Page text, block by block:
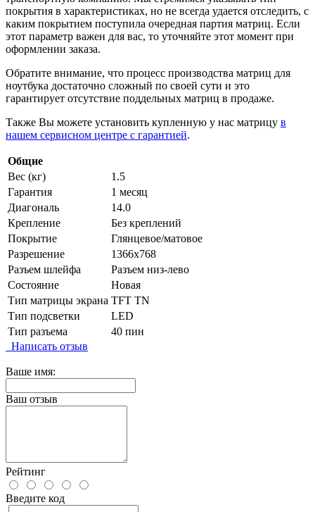
покрытия в характеристиках, но не всегда удается отследить, с
каким покрытием поступила очередная партия матриц. Если
этот параметр важен для вас, то уточняйте этот момент при
оформлении заказа.
Обратите внимание, что процесс производства матриц для
ноутбука достаточно сложный по своей сути и это
гарантирует отсутствие поддельных матриц в продаже.
Также Вы можете установить купленную у нас матрицу в
нашем сервисном центре с гарантией.
Общие
Вес (кг)
1.5
Гарантия
1 месяц
Диагональ
14.0
Крепление
Без креплений
Покрытие
Глянцевое/матовое
Разрешение
1366x768
Разъем шлейфа
Разъем низ-лево
Состояние
Новая
Тип матрицы экрана TFT TN
Тип подсветки
LED
Тип разъема
40 пин
Написать отзыв
Ваше имя:
Ваш отзыв
Рейтинг
Введите код